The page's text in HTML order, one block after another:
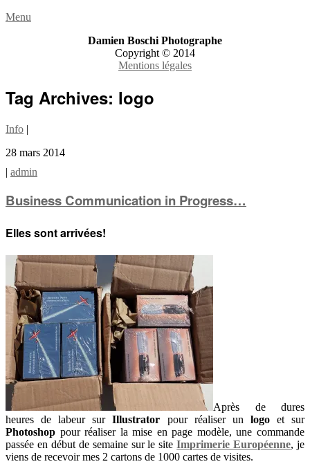
Menu
Damien Boschi Photographe
Copyright © 2014
Mentions légales
Tag Archives: logo
Info |
28 mars 2014
| admin
Business Communication in Progress…
Elles sont arrivées!
Après de dures
heures de labeur surIllustrator pour réaliser un logoet sur
Photoshop pour réaliser la mise en page modèle, une commande
passée en début de semaine sur le siteImprimerie Européenne, je
viens de recevoir mes 2 cartons de 1000 cartes de visites.